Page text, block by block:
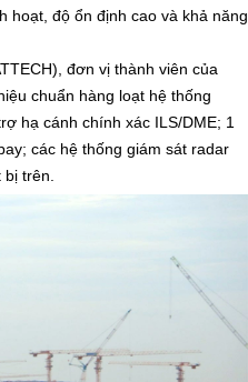
hoạt, độ ổn định cao và khả năng
đơn vị thành viên của
chuẩn hàng loạt hệ thống
hạ cánh chính xác ILS/DME; 1
các hệ thống giám sát radar
bị trên.